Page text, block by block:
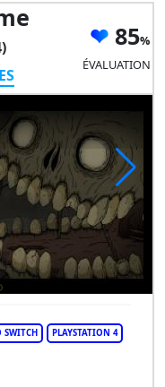
85
ÉVALUATION
Creepy Tale:
SWITCH PLAYSTATION 4